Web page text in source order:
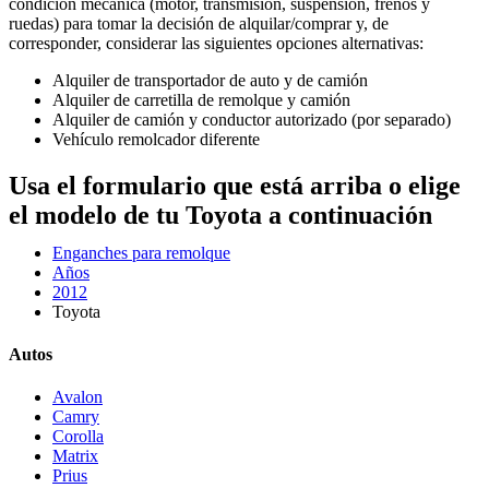
condición mecánica (motor, transmisión, suspensión, frenos y
ruedas) para tomar la decisión de alquilar/comprar y, de
corresponder, considerar las siguientes opciones alternativas:
Alquiler de transportador de auto y de camión
Alquiler de carretilla de remolque y camión
Alquiler de camión y conductor autorizado (por separado)
Vehículo remolcador diferente
Usa el formulario que está arriba o elige
el modelo de tu Toyota a continuación
Enganches para remolque
Años
2012
Toyota
Autos
Avalon
Camry
Corolla
Matrix
Prius